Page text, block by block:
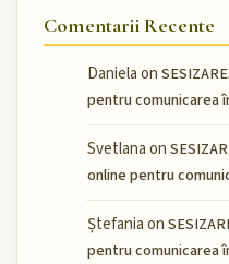
Comentarii Recente
Danielaon
pentru comunicarea
Svetlanaon
online pentru
Ștefaniaon
pentru comunicarea